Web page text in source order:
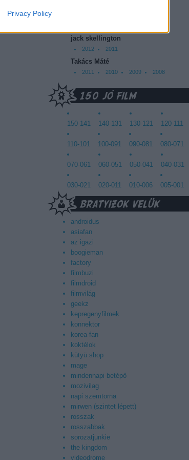
Privacy Policy
jack skellington
2012 2011
Takács Máté
2011 2010 2009 2008
150-141 140-131 130-121 120-111
110-101 100-091 090-081 080-071
070-061 060-051 050-041 040-031
030-021 020-011 010-006 005-001
androidus
asiafan
az igazi
boogieman
factory
filmbuzi
filmdroid
filmvilág
geekz
kepregenyfilmek
konnektor
korea-fan
koktélok
kütyü shop
mage
mindennapi betépő
mozivilag
napi szemtorna
mirwen (szintet lépett)
rosszak
rosszabbak
sorozatjunkie
the kingdom
videodrome